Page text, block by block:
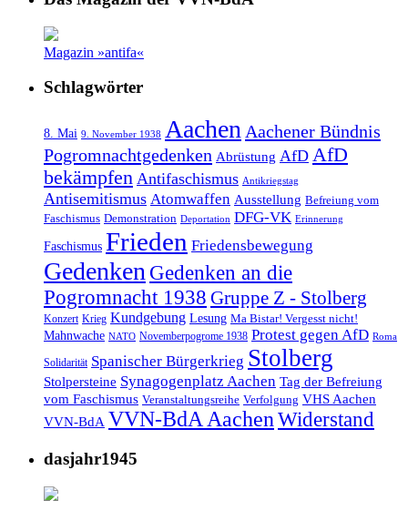
Magazin »antifa«
Schlagwörter
8. Mai 9. November 1938 Aachen Aachener Bündnis
Pogromnachtgedenken Abrüstung AfD AfD
bekämpfen Antifaschismus Antikriegstag
Antisemitismus Atomwaffen Ausstellung Befreiung vom
Faschismus Demonstration Deportation DFG-VK Erinnerung
Faschismus Frieden Friedensbewegung
Gedenken Gedenken an die
Pogromnacht 1938 Gruppe Z - Stolberg
Konzert Krieg Kundgebung Lesung Ma Bistar! Vergesst nicht!
Mahnwache NATO Novemberpogrome 1938 Protest gegen AfD Roma
Solidarität Spanischer Bürgerkrieg Stolberg
Stolpersteine Synagogenplatz Aachen Tag der Befreiung
vom Faschismus Veranstaltungsreihe Verfolgung VHS Aachen
VVN-BdA VVN-BdA AachenWiderstand
dasjahr1945